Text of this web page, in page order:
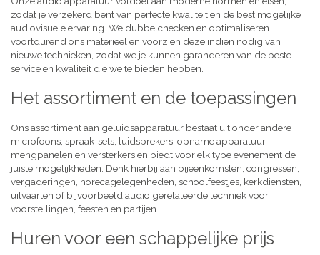
zodat je verzekerd bent van perfecte kwaliteit en de best mogelijke
audiovisuele ervaring. We dubbelchecken en optimaliseren
voortdurend ons materieel en voorzien deze indien nodig van
nieuwe technieken, zodat we je kunnen garanderen van de beste
service en kwaliteit die we te bieden hebben.
Het assortiment en de toepassingen
Ons assortiment aan geluidsapparatuur bestaat uit onder andere
microfoons, spraak-sets, luidsprekers, opname apparatuur,
mengpanelen en versterkers en biedt voor elk type evenement de
juiste mogelijkheden. Denk hierbij aan bijeenkomsten, congressen,
vergaderingen, horecagelegenheden, schoolfeestjes, kerkdiensten,
uitvaarten of bijvoorbeeld audio gerelateerde techniek voor
voorstellingen, feesten en partijen.
Huren voor een schappelijke prijs